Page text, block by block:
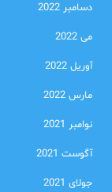
دسامبر 2022
می 2022
آوریل 2022
مارس 2022
نوامبر 2021
آگوست 2021
جولای 2021